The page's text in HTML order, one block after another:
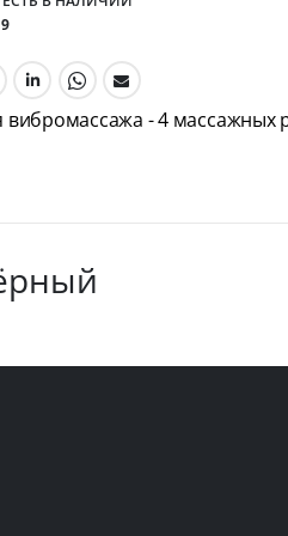
вибромассажа - 4 массажных